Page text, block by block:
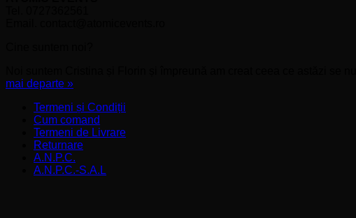
mai departe »
Termeni și Condiții
Cum comand
Termeni de Livrare
Returnare
A.N.P.C.
A.N.P.C.-S.A.L